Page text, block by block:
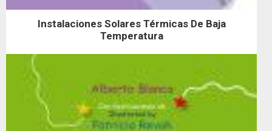
Instalaciones Solares Térmicas De Baja
Temperatura